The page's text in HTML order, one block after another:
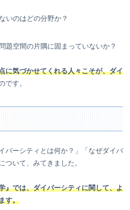
いのはどの分野か？
題空間の片隅に固まっていないか？
に気づかせてくれる人々こそが、ダイ
です。
バーシティとは何か？」「なぜダイバ
ついて、みてきました。
』では、ダイバーシティに関して、よ
す。